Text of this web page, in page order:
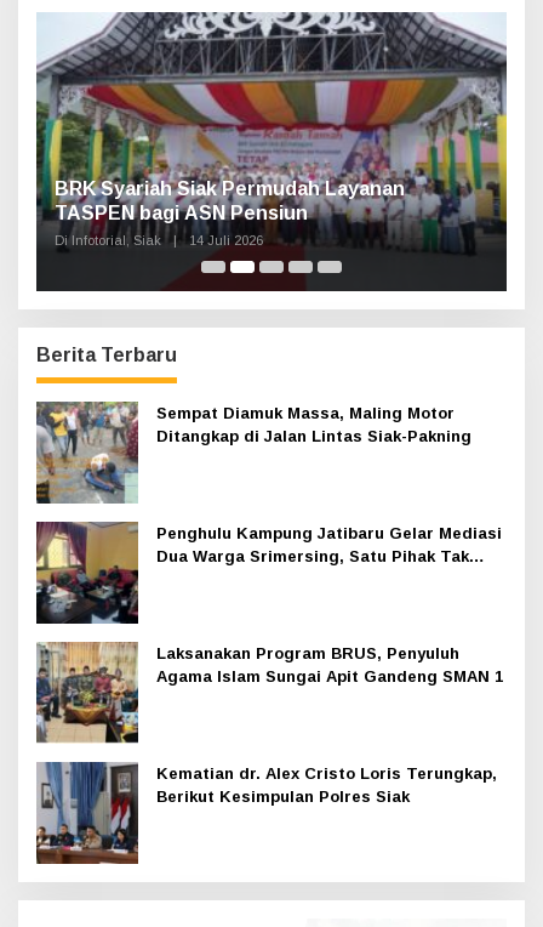
:
Haul Sultan Siak ke-60 Digelar, Bupati Afni
Ajak Masyarakat Lestarikan Sejarah
Kesultanan
Di Infotorial, Siak | 12 Juli 2026
Berita Terbaru
Sempat Diamuk Massa, Maling Motor
Ditangkap di Jalan Lintas Siak-Pakning
Penghulu Kampung Jatibaru Gelar Mediasi
Dua Warga Srimersing, Satu Pihak Tak
Laksanakan Program BRUS, Penyuluh
Agama Islam Sungai Apit Gandeng SMAN 1
Kematian dr. Alex Cristo Loris Terungkap,
Berikut Kesimpulan Polres Siak